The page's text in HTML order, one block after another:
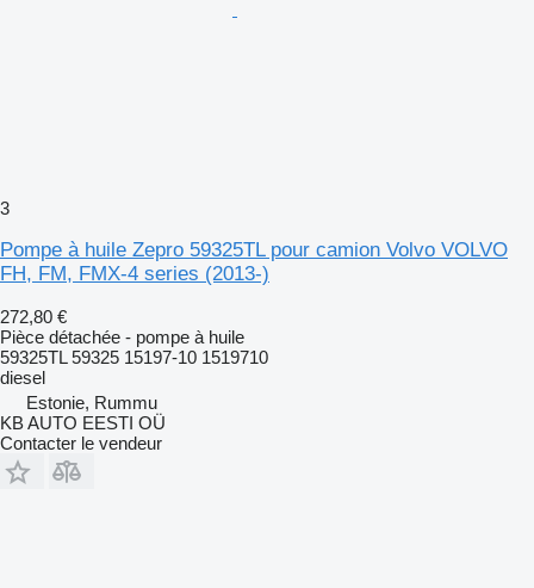
3
Pompe à huile Zepro 59325TL pour camion Volvo VOLVO
FH, FM, FMX-4 series (2013-)
272,80 €
Pièce détachée - pompe à huile
59325TL 59325 15197-10 1519710
diesel
Estonie, Rummu
KB AUTO EESTI OÜ
Contacter le vendeur